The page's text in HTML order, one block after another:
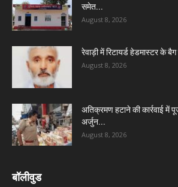
समेत...
August 8, 2026
रेवाड़ी में रिटायर्ड हेडमास्टर के
August 8, 2026
अतिक्रमण हटाने की कार्रवाई में
अर्जुन...
August 8, 2026
बॉलीवुड